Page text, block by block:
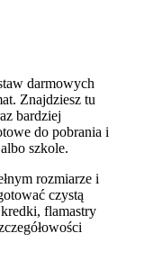
darmowych
Znajdziesz tu
bardziej
do pobrania i
szkole.
rozmiarze i
czystą
flamastry